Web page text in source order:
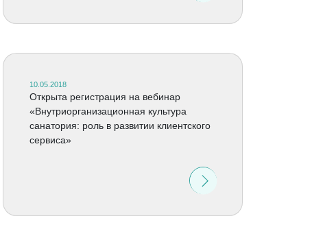
10.05.2018
Открыта регистрация на вебинар
«Внутриорганизационная культура
санатория: роль в развитии клиентского
сервиса»